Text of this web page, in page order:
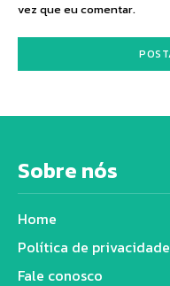
vez que eu comentar.
Sobre nós
Home
Política de privacidade
Fale conosco